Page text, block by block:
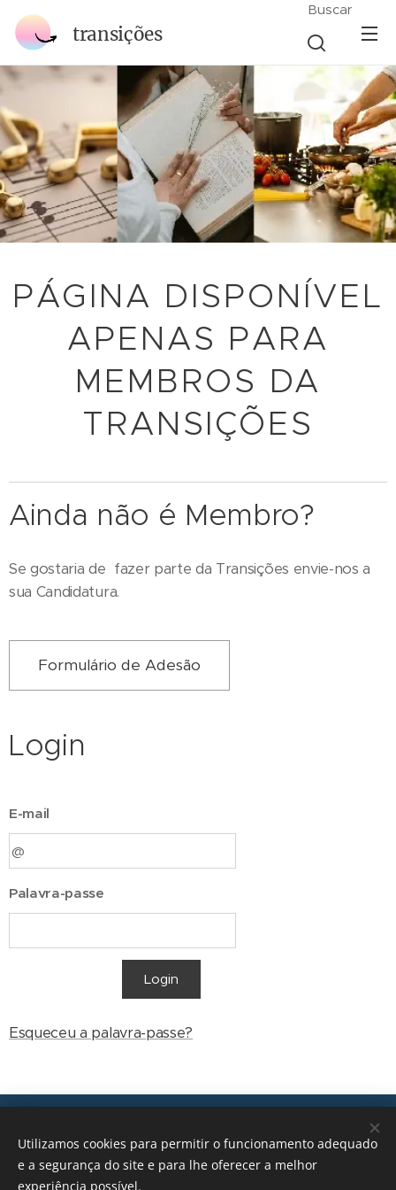
transições
Buscar
PÁGINA DISPONÍVEL
APENAS PARA
MEMBROS DA
TRANSIÇÕES
Ainda não é Membro?
Se gostaria de fazer parte da Transições envie-nos a
sua Candidatura.
Formulário de Adesão
Login
E-mail
Palavra-passe
Login
Esqueceu a palavra-passe?
geral@transicoes.pt
Utilizamos cookies para permitir o funcionamento adequado
e a segurança do site e para lhe oferecer a melhor
experiência possível.